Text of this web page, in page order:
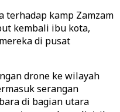
terhadap kamp Zamzam
kembali ibu kota,
di pusat
drone ke wilayah
serangan
di bagian utara